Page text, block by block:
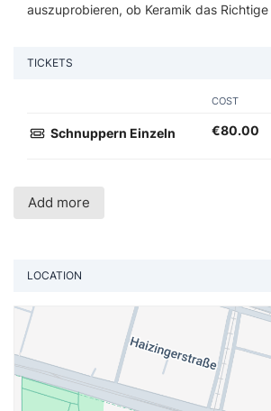
auszuprobieren, ob Keramik das
TICKETS
COST
Schnuppern Einzeln €80.00
Add more
LOCATION